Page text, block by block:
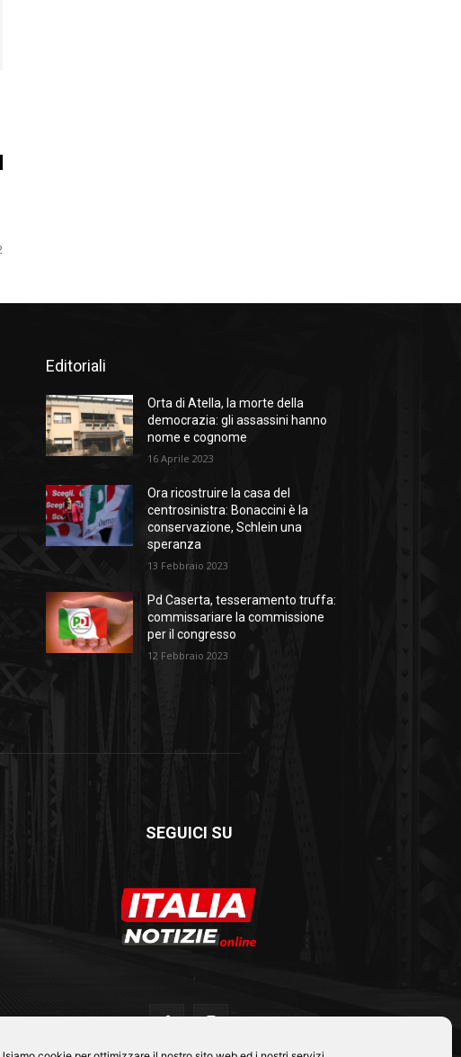
Editoriali
Orta di Atella, la morte della
democrazia: gli assassini hanno
nome e cognome
16 Aprile 2023
Ora ricostruire la casa del
centrosinistra: Bonaccini è la
conservazione, Schlein una
speranza
13 Febbraio 2023
Pd Caserta, tesseramento truffa:
commissariare la commissione
per il congresso
12 Febbraio 2023
SEGUICI SU